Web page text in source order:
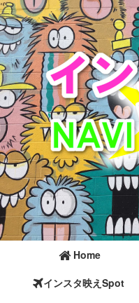
Home
インスタ映えSpot